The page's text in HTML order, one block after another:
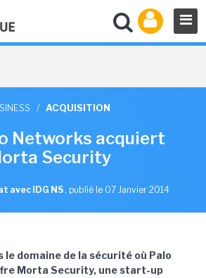
/ ACQUISITION
Networks acquiert
Security
avec IDG NS, publié le 07 Janvier 2014
le domaine de la sécurité où Palo
Morta Security, une start-up